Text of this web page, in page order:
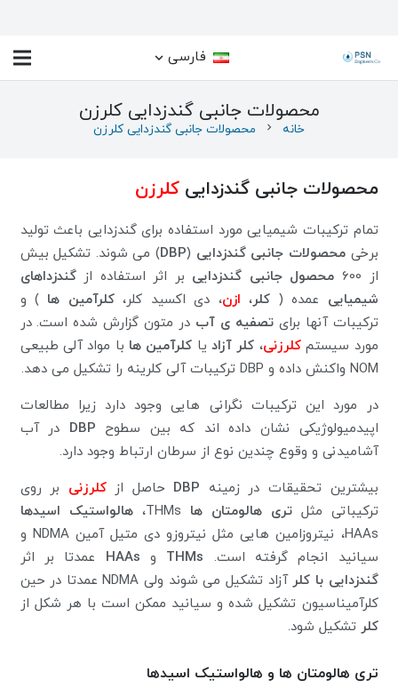
فارسی
محصولات جانبی گندزدایی کلرزن
خانه chevron_right محصولات جانبی گندزدایی کلرزن
محصولات جانبی گندزداییکلرزن
تمام ترکیبات شیمیایی مورد استفاده برای گندزدایی باعث تولید
برخیمحصولات جانبی گندزدایی (
DBP) می شوند. تشکیل بیش
از 600
محصول جانبی گندزدایی بر اثر استفاده ازگندزداهای
شیمیایی عمده ( کلر، ازن، دی اکسید کلر،کلرآمین ها ) و
ترکیبات آنها برایتصفیه ی آب در متون گزارش شده است. در
مورد سیستمکلرزنی، کلر آزادیا کلرآمین ها با مواد آلی طبیعی
NOM واکنش داده و DBP ترکیبات آلی کلرینه را تشکیل می دهد.
در مورد این ترکیبات نگرانی هایی وجود دارد زیرا مطالعات
اپیدمیولوژیکی نشان داده اند که بین سطوح DBP در آب
آشامیدنی و وقوع چندین نوع از سرطان ارتباط وجود دارد.
بیشترین تحقیقات در زمینه
حاصل از کلرزنی بر روی
ترکیباتی مثلتری هالومتان ها
هالواستیک اسیدها
HAAs، نیتروزامین هایی مثل نیتروزو دی متیل آمین NDMA و
سیانید انجام گرفته است. THMs و
عمدتا بر اثر
گندزدایی با کلر
آزاد تشکیل می شوند ولی NDMA عمدتا در حین
کلرآمیناسیون تشکیل شده و سیانید ممکن است با هر شکل از
کلر تشکیل شود.
تری هالومتان ها و هالواستیک اسیدها